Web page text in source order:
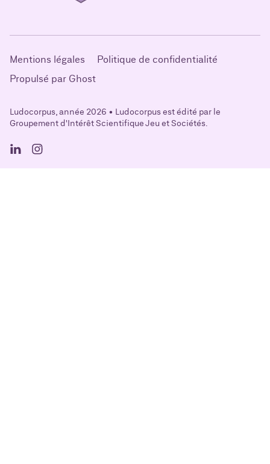
Mentions légales
Politique de confidentialité
Propulsé par Ghost
Ludocorpus, année 2026 • Ludocorpus est édité par le
Groupement d'Intérêt Scientifique Jeu et Sociétés.